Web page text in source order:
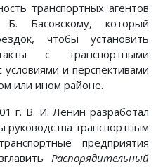
транспортных агентов
Басовскому, который
чтобы установить
с транспортными
и перспективами
или ином районе.
г. В. И. Ленин разработал
транспортным
предприятия
Распорядительный